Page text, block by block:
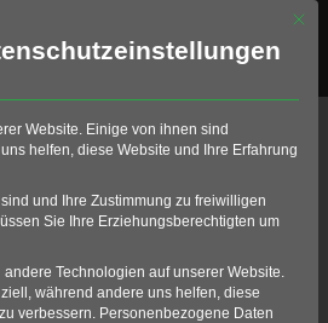
by Typ
Mit
Website. Einige von ihnen sind
helfen, diese Website und Ihre Erfahrung
und Ihre Zustimmung zu freiwilligen
Sie Ihre Erziehungsberechtigten um
Technologien auf unserer Website.
während andere uns helfen, diese
verbessern. Personenbezogene Daten